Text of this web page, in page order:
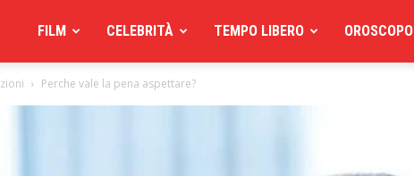
Celimoondo
FILM CELEBRITÀ TEMPO LIBERO OROSCOPO
Perche vale la pena aspettare?